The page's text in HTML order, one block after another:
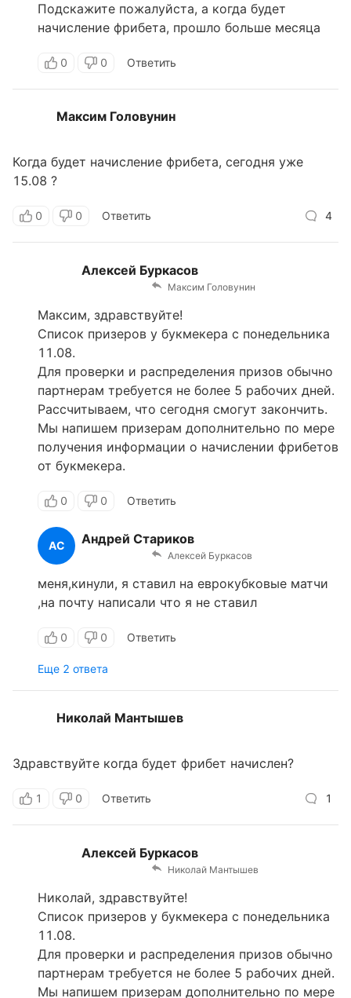
Подскажите пожалуйста, а когда будет
начисление фрибета, прошло больше месяца
0 0 Ответить
Максим Головунин
Когда будет начисление фрибета, сегодня уже
15.08 ?
0 0 Ответить 4
Алексей Буркасов
Максим Головунин
Максим, здравствуйте!
Список призеров у букмекера с понедельника
11.08.
Для проверки и распределения призов обычно
партнерам требуется не более 5 рабочих дней.
Рассчитываем, что сегодня смогут закончить.
Мы напишем призерам дополнительно по мере
получения информации о начислении фрибетов
от букмекера.
0 0 Ответить
АС Андрей Стариков
Алексей Буркасов
меня,кинули, я ставил на еврокубковые матчи
,на почту написали что я не ставил
0 0 Ответить
Еще 2 ответа
Николай Мантышев
Здравствуйте когда будет фрибет начислен?
1 0 Ответить 1
Алексей Буркасов
Николай Мантышев
Николай, здравствуйте!
Список призеров у букмекера с понедельника
11.08.
Для проверки и распределения призов обычно
партнерам требуется не более 5 рабочих дней.
Мы напишем призерам дополнительно по мере